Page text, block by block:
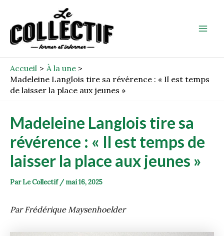
contenu
Accueil
À la une
Madeleine Langlois tire sa révérence : « Il est temps
de laisser la place aux jeunes »
Madeleine Langlois tire sa
révérence : « Il est temps de
laisser la place aux jeunes »
ParLe Collectif / mai 16, 2025
Par Frédérique Maysenhoelder
navigation